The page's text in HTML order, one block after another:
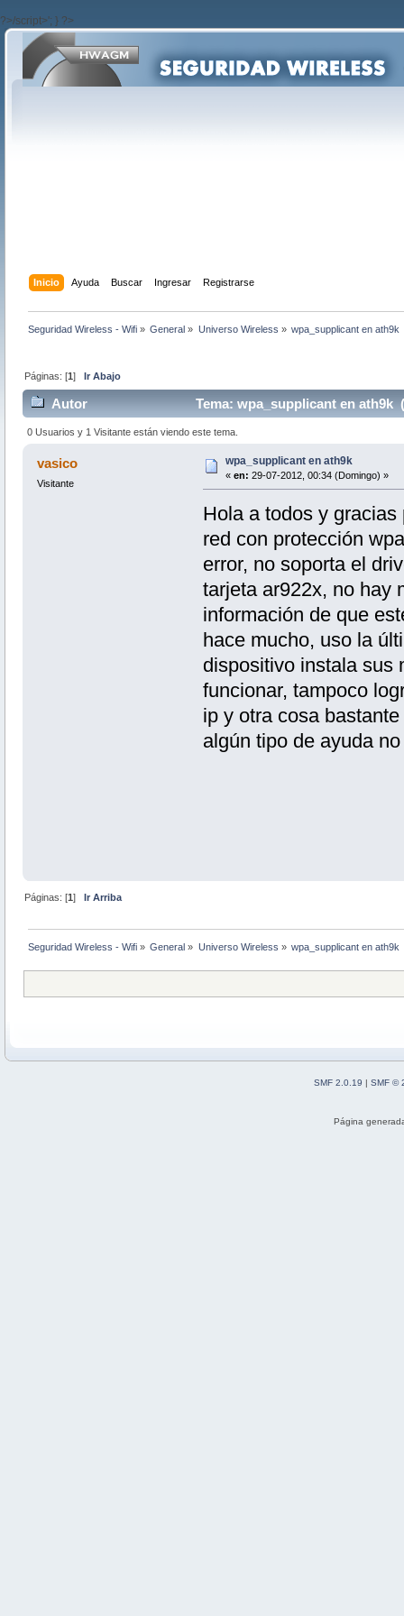
?>/script>'; } ?>
Inicio Ayuda Buscar Ingresar Registrarse
Seguridad Wireless - Wifi » General » Universo Wireless » wpa_supplicant en ath9k
Páginas: [1]Ir Abajo
Autor Tema: wpa_supplicant en ath9k
0 Usuarios y 1 Visitante están viendo este tema.
vasico
Visitante
wpa_supplicant en ath9k
« en: 29-07-2012, 00:34 (Domingo) »
Hola a todos y
red con protección
error, no soporta el
tarjeta ar922x, no hay
información de que
hace mucho, uso la
dispositivo instala sus
funcionar, tampoco
ip y otra cosa
algún tipo de ayuda
Páginas: [1]Ir Arriba
Seguridad Wireless - Wifi » General » Universo Wireless » wpa_supplicant en ath9k
SMF 2.0.19 | SMF ©
Página